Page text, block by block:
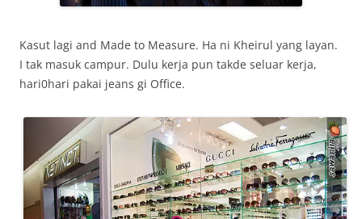
Kasut lagi and Made to Measure. Ha ni Kheirul yang layan.
I tak masuk campur. Dulu kerja pun takde seluar kerja,
hari0hari pakai jeans gi Office.